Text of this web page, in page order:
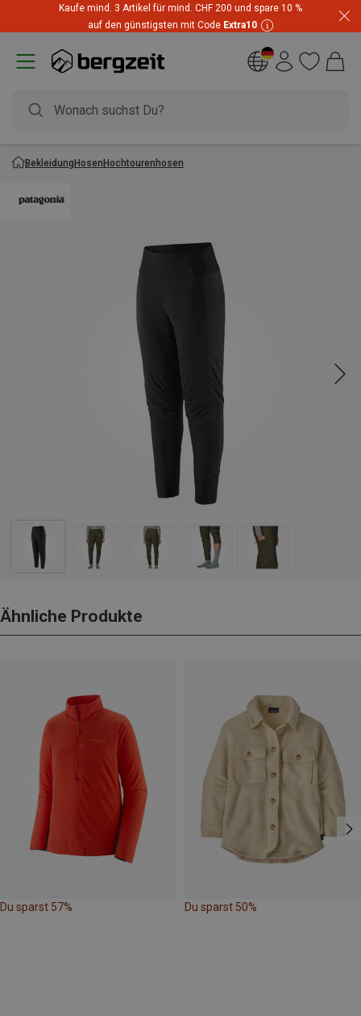
Kaufe mind. 3 Artikel für mind. CHF 200 und spare 10 %
auf den günstigsten mit Code Extra10
BekleidungHosenHochtourenhosen
Ähnliche Produkte
Du sparst 57% Du sparst 50%